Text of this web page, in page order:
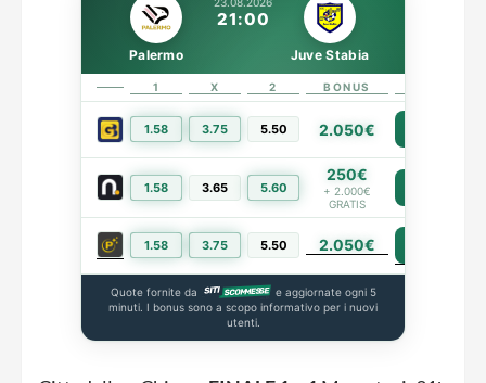
21:00
Palermo Juve Stabia
1 X 2 BONUS
1.58 3.75 5.50 2.050€
1.58 3.65 5.60
250€
+ 2.000€
GRATIS
1.58 3.75 5.50 2.050€
Quote fornite da
e aggiornate ogni 5
minuti. I bonus sono a scopo informativo per i nuovi
utenti.